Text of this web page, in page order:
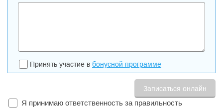
Принять участие в бонусной программе
Я принимаю ответственность за правильность